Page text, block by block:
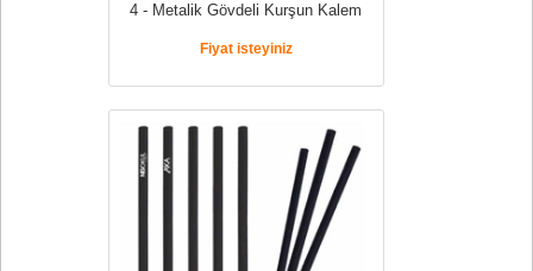
4 - Metalik Gövdeli Kurşun Kalem
Fiyat isteyiniz